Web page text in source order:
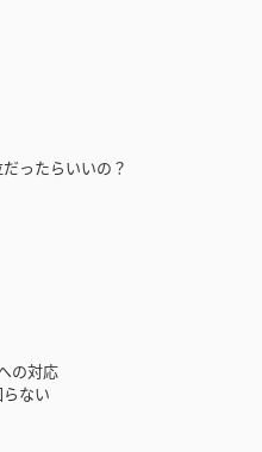
ったらいいの？
の対応
ない